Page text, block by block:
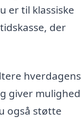
er til klassiske
der
hverdagens
giver mulighed
også støtte